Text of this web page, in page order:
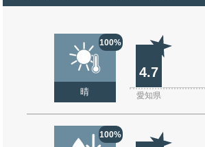
100%
晴
4.7
愛知県
100%